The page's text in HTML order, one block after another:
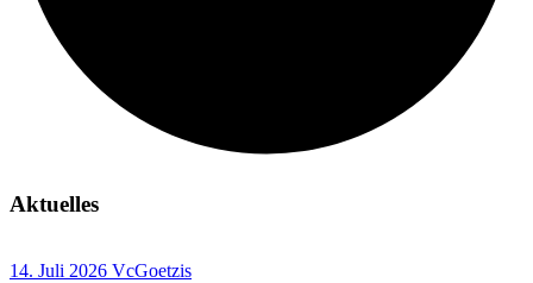
Aktuelles
14. Juli 2026 VcGoetzis